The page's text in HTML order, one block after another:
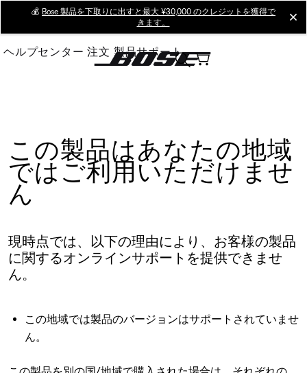
Main
💰 Bose 製品を下取りに出すと最大 ¥30,000 のクレジットを獲得で
きます。
ヘルプセンター 注文 製品サポート
この製品はあなたの地域
ではご利用いただけませ
ん
現時点では、以下の理由により、お客様の製品
に関するオンラインサポートを提供できませ
ん。
この地域では製品のバージョンはサポートされていませ
ん。